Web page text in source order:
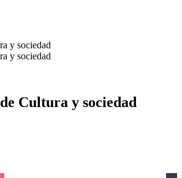
y sociedad
y sociedad
Cultura y sociedad